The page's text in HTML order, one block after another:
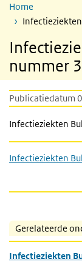
Home
nummer
Publicatiedatum
Infectieziekten
Infectieziekten
Gerelateerde
Infectieziekten